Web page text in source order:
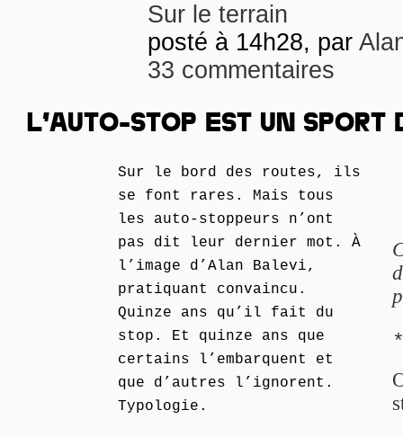
Sur le terrain
posté à 14h28, par
33 commentaires
L’AUTO-STOP EST UN SPORT
Sur le bord des routes, ils
se font rares. Mais tous
les auto-stoppeurs n’ont
pas dit leur dernier mot. À
l’image d’Alan Balevi,
pratiquant convaincu.
Quinze ans qu’il fait du
stop. Et quinze ans que
certains l’embarquent et
que d’autres l’ignorent.
Typologie.